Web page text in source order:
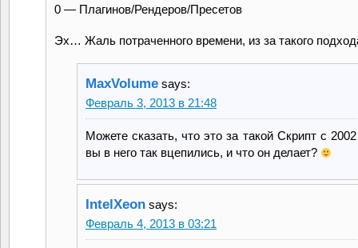
0 — Плагинов/Рендеров/Пресетов
Эх… Жаль потраченного времени, из за такого
MaxVolume says:
Февраль 3, 2013 в 21:48
Можете сказать, что это за такой Скрипт с
вы в него так вцепились, и что он делает?
IntelXeon says:
Февраль 4, 2013 в 03:21